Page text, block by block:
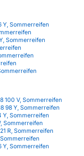
Y, Sommerreifen
Sommerreifen
100 V, Sommerreifen
98 Y, Sommerreifen
Y, Sommerreifen
Sommerreifen
R, Sommerreifen
Y, Sommerreifen